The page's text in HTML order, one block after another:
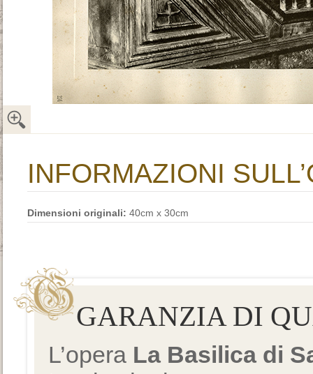
INFORMAZIONI
Dimensioni originali: 40cm x 30cm
GARANZIA DI
L’opera La Basilica di